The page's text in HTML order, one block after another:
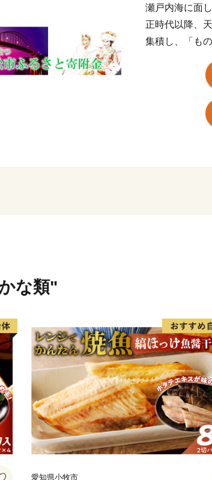
瀬戸内海に面
正時代以降、
集積し、「も
り、都市基盤
「住みよい」
【くだまつ 地
推古天皇の頃
が降（くだ）
・一回の寄附
す。
・お礼の品の
■ワンストップ
・令和4年10
可能になりま
ご利用の際は
ューに沿って
な類"
愛知県小牧市